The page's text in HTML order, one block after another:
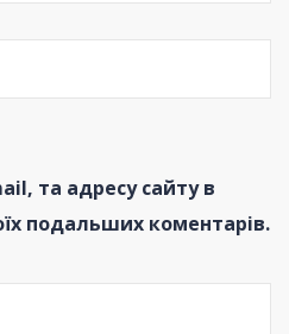
та адресу сайту в
подальших коментарів.